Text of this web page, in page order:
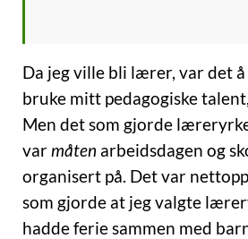
Da jeg ville bli lærer, var det
bruke mitt pedagogiske
Men det som gjorde
varmåten arbeidsdagen og
organisert på. Det var
som gjorde at jeg valgte
hadde ferie sammen med